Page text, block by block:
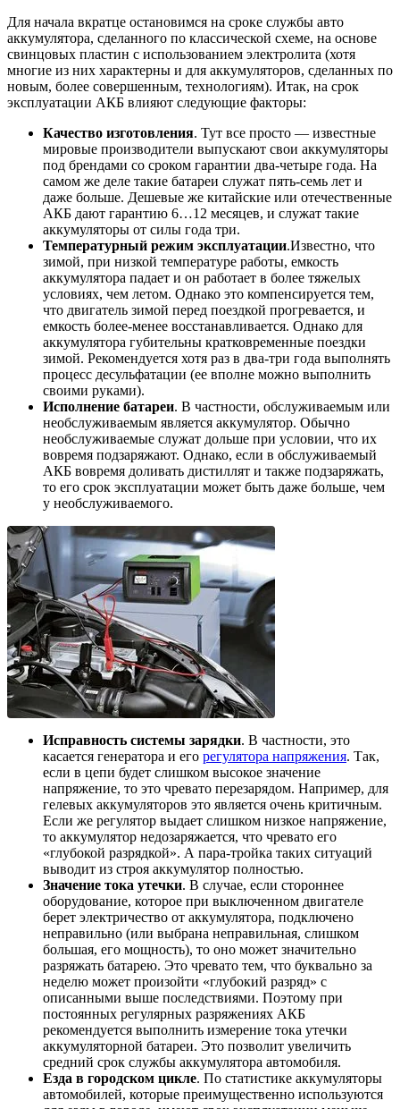
Для начала вкратце остановимся на сроке службы авто
аккумулятора, сделанного по классической схеме, на основе
свинцовых пластин с использованием электролита (хотя
многие из них характерны и для аккумуляторов, сделанных по
новым, более совершенным, технологиям). Итак, на срок
эксплуатации АКБ влияют следующие факторы:
Качество изготовления. Тут все просто — известные
мировые производители выпускают свои аккумуляторы
под брендами со сроком гарантии два-четыре года. На
самом же деле такие батареи служат пять-семь лет и
даже больше. Дешевые же китайские или отечественные
АКБ дают гарантию 6…12 месяцев, и служат такие
аккумуляторы от силы года три.
Температурный режим эксплуатации.Известно, что
зимой, при низкой температуре работы, емкость
аккумулятора падает и он работает в более тяжелых
условиях, чем летом. Однако это компенсируется тем,
что двигатель зимой перед поездкой прогревается, и
емкость более-менее восстанавливается. Однако для
аккумулятора губительны кратковременные поездки
зимой. Рекомендуется хотя раз в два-три года выполнять
процесс десульфатации (ее вполне можно выполнить
своими руками).
Исполнение батареи. В частности, обслуживаемым или
необслуживаемым является аккумулятор. Обычно
необслуживаемые служат дольше при условии, что их
вовремя подзаряжают. Однако, если в обслуживаемый
АКБ вовремя доливать дистиллят и также подзаряжать,
то его срок эксплуатации может быть даже больше, чем
у необслуживаемого.
Исправность системы зарядки. В частности, это
касается генератора и его регулятора напряжения. Так,
если в цепи будет слишком высокое значение
напряжение, то это чревато перезарядом. Например, для
гелевых аккумуляторов это является очень критичным.
Если же регулятор выдает слишком низкое напряжение,
то аккумулятор недозаряжается, что чревато его
«глубокой разрядкой». А пара-тройка таких ситуаций
выводит из строя аккумулятор полностью.
Значение тока утечки. В случае, если стороннее
оборудование, которое при выключенном двигателе
берет электричество от аккумулятора, подключено
неправильно (или выбрана неправильная, слишком
большая, его мощность), то оно может значительно
разряжать батарею. Это чревато тем, что буквально за
неделю может произойти «глубокий разряд» с
описанными выше последствиями. Поэтому при
постоянных регулярных разряжениях АКБ
рекомендуется выполнить измерение тока утечки
аккумуляторной батареи. Это позволит увеличить
средний срок службы аккумулятора автомобиля.
Езда в городском цикле. По статистике аккумуляторы
автомобилей, которые преимущественно используются